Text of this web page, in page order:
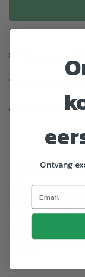
Gratis
Veilig en
Artikelnummer
EAN nummer
Ontvang